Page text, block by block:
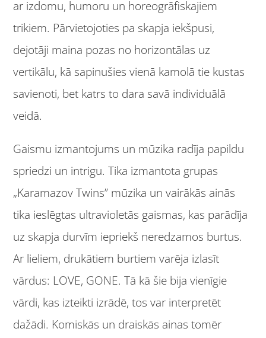
ar izdomu, humoru un horeogrāfiskajiem
trikiem. Pārvietojoties pa skapja iekšpusi,
dejotāji maina pozas no horizontālas uz
vertikālu, kā sapinušies vienā kamolā tie kustas
savienoti, bet katrs to dara savā individuālā
veidā.
Gaismu izmantojums un mūzika radīja papildu
spriedzi un intrigu. Tika izmantota grupas
„Karamazov Twins” mūzika un vairākās ainās
tika ieslēgtas ultravioletās gaismas, kas parādīja
uz skapja durvīm iepriekš neredzamos burtus.
Ar lieliem, drukātiem burtiem varēja izlasīt
vārdus: LOVE, GONE. Tā kā šie bija vienīgie
vārdi, kas izteikti izrādē, tos var interpretēt
dažādi. Komiskās un draiskās ainas tomēr